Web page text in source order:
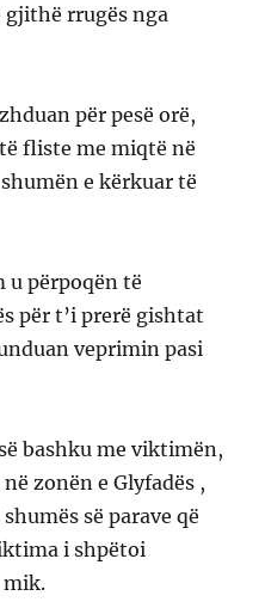
rrugës nga
për pesë orë,
fliste me miqtë në
e kërkuar të
u përpoqën të
për t’i prerë gishtat
veprimin pasi
bashku me viktimën,
zonën e Glyfadës ,
së parave që
i shpëtoi
mik.